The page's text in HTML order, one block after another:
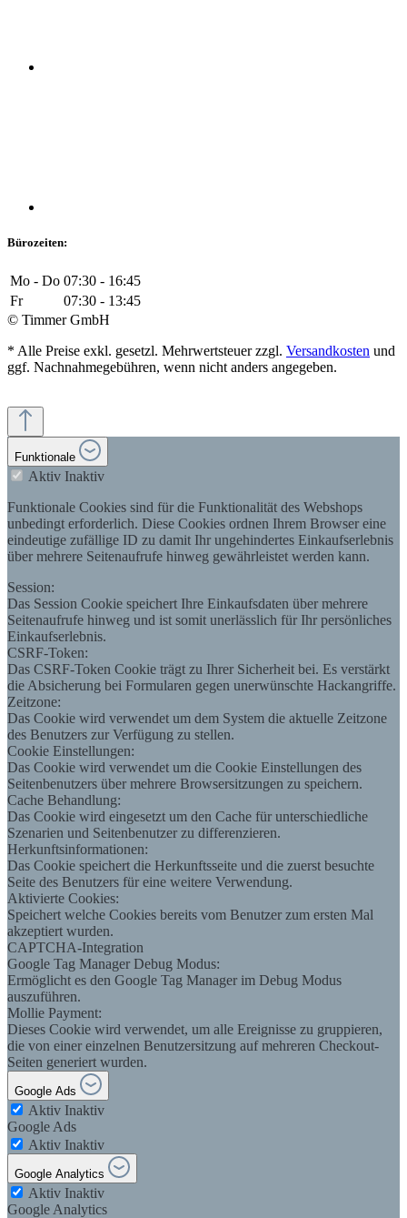
Bürozeiten:
Mo - Do 07:30 - 16:45
Fr
07:30 - 13:45
© Timmer GmbH
* Alle Preise exkl. gesetzl. Mehrwertsteuer zzgl. Versandkosten und
ggf. Nachnahmegebühren, wenn nicht anders angegeben.
Funktionale
Aktiv Inaktiv
Funktionale Cookies sind für die Funktionalität des Webshops
unbedingt erforderlich. Diese Cookies ordnen Ihrem Browser eine
eindeutige zufällige ID zu damit Ihr ungehindertes Einkaufserlebnis
über mehrere Seitenaufrufe hinweg gewährleistet werden kann.
Session:
Das Session Cookie speichert Ihre Einkaufsdaten über mehrere
Seitenaufrufe hinweg und ist somit unerlässlich für Ihr persönliches
Einkaufserlebnis.
CSRF-Token:
Das CSRF-Token Cookie trägt zu Ihrer Sicherheit bei. Es verstärkt
die Absicherung bei Formularen gegen unerwünschte Hackangriffe.
Zeitzone:
Das Cookie wird verwendet um dem System die aktuelle Zeitzone
des Benutzers zur Verfügung zu stellen.
Cookie Einstellungen:
Das Cookie wird verwendet um die Cookie Einstellungen des
Seitenbenutzers über mehrere Browsersitzungen zu speichern.
Cache Behandlung:
Das Cookie wird eingesetzt um den Cache für unterschiedliche
Szenarien und Seitenbenutzer zu differenzieren.
Herkunftsinformationen:
Das Cookie speichert die Herkunftsseite und die zuerst besuchte
Seite des Benutzers für eine weitere Verwendung.
Aktivierte Cookies:
Speichert welche Cookies bereits vom Benutzer zum ersten Mal
akzeptiert wurden.
CAPTCHA-Integration
Google Tag Manager Debug Modus:
Ermöglicht es den Google Tag Manager im Debug Modus
auszuführen.
Mollie Payment:
Dieses Cookie wird verwendet, um alle Ereignisse zu gruppieren,
die von einer einzelnen Benutzersitzung auf mehreren Checkout-
Seiten generiert wurden.
Google Ads
Aktiv Inaktiv
Google Ads
Aktiv Inaktiv
Google Analytics
Aktiv Inaktiv
Google Analytics